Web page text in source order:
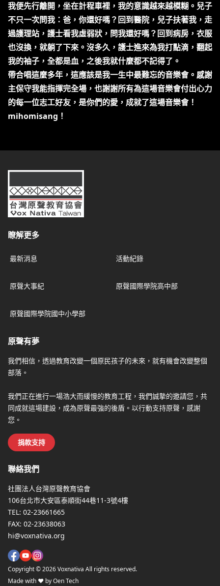
我便先行離開，坐在計程車裡，我的意識越來越模糊。兒子
不只一次問我：爸，你還好嗎？回到醫院，兒子扶著我，走
過護理站，護士看我虛弱狀，問我還好嗎？回到病房，衣服
也沒換，就躺了下來。沒多久，護士進來為我打點滴，翻起
我的袖子，全都是血，之後我就什麼都不記得了。
帶合唱這麼多年，這應該是我一生中最難忘的音樂會。感謝
主保守我能指揮完全場，也謝謝所有為這場音樂會付出心力
的每一位志工好友，是你們的愛，成就了這場音樂會！
mihomisang！
台灣原聲教育協會
瞭解更多
最新消息 活動紀錄
原聲大事紀 原聲國際學院高中部
原聲國際學院國中小學部
原聲有夢
我們相信，透過教育改變一個原民孩子的未來，就有機會改變整個
部落。
我們正在進行一場浩大而緩慢的教育工程，我們誠摯的邀請您，共
同成就這場建設，成為原聲最強的後盾。以行動支持原聲，感謝
您。
捐款支持
聯絡我們
社團法人台灣原聲教育協會
106台北市大安區泰順街44巷11-3號4樓
TEL: 02-23661665
FAX: 02-23638063
hi@voxnativa.org
Copyright ©2026Voxnativa All rights reserved.
Made with ♥ by Oen Tech